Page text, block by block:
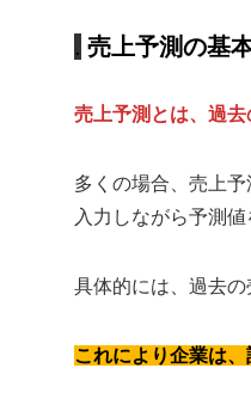
売上予測の基
売上予測とは、過
多くの場合、売上
入力しながら予測値
具体的には、過去
これにより企業は